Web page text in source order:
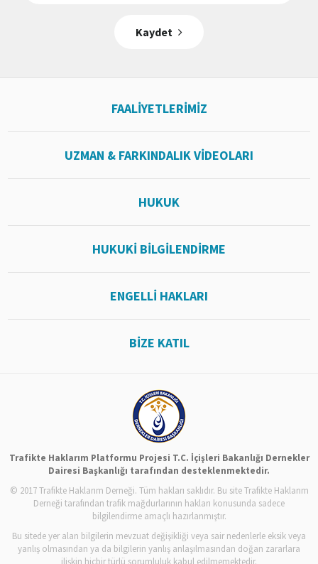
Kaydet
FAALİYETLERİMİZ
UZMAN & FARKINDALIK VİDEOLARI
HUKUK
HUKUKİ BİLGİLENDİRME
ENGELLİ HAKLARI
BİZE KATIL
Trafikte Haklarım Platformu Projesi T.C. İçişleri Bakanlığı Dernekler
Dairesi Başkanlığı tarafından desteklenmektedir.
© 2017 Trafikte Haklarım Derneği. Tüm hakları saklıdır. Bu site Trafikte Haklarım
Derneği tarafından trafik mağdurlarının hakları konusunda sadece
bilgilendirme amaçlı hazırlanmıştır.
Bu sitede yer alan bilgilerin mevzuat değişikliği veya sair nedenlerle eksik veya
yanlış olmasından ya da bilgilerin yanlış anlaşılmasından doğan zararlara
ilişkin hiçbir türlü sorumluluk kabul edilmemektedir.